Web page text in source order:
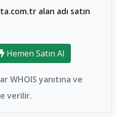
alan adı satın
Hemen Satın Al
WHOIS yanıtına ve
verilir.